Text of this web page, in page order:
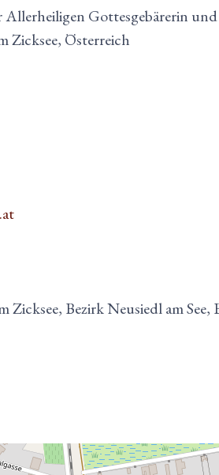
Gottesgebärerin und
Zicksee, Österreich
Zicksee, Bezirk Neusiedl am